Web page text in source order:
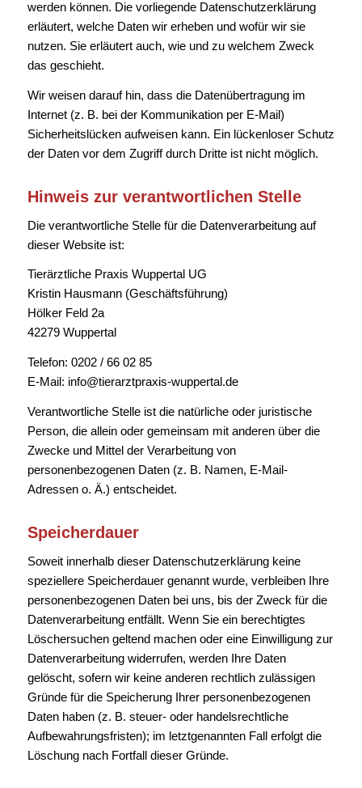
werden können. Die vorliegende Datenschutzerklärung
erläutert, welche Daten wir erheben und wofür wir sie
nutzen. Sie erläutert auch, wie und zu welchem Zweck
das geschieht.
Wir weisen darauf hin, dass die Datenübertragung im
Internet (z. B. bei der Kommunikation per E-Mail)
Sicherheitslücken aufweisen kann. Ein lückenloser Schutz
der Daten vor dem Zugriff durch Dritte ist nicht möglich.
Hinweis zur verantwortlichen Stelle
Die verantwortliche Stelle für die Datenverarbeitung auf
dieser Website ist:
Tierärztliche Praxis Wuppertal UG
Kristin Hausmann (Geschäftsführung)
Hölker Feld 2a
42279 Wuppertal
Telefon: 0202 / 66 02 85
E-Mail: info@tierarztpraxis-wuppertal.de
Verantwortliche Stelle ist die natürliche oder juristische
Person, die allein oder gemeinsam mit anderen über die
Zwecke und Mittel der Verarbeitung von
personenbezogenen Daten (z. B. Namen, E-Mail-
Adressen o. Ä.) entscheidet.
Speicherdauer
Soweit innerhalb dieser Datenschutzerklärung keine
speziellere Speicherdauer genannt wurde, verbleiben Ihre
personenbezogenen Daten bei uns, bis der Zweck für die
Datenverarbeitung entfällt. Wenn Sie ein berechtigtes
Löschersuchen geltend machen oder eine Einwilligung zur
Datenverarbeitung widerrufen, werden Ihre Daten
gelöscht, sofern wir keine anderen rechtlich zulässigen
Gründe für die Speicherung Ihrer personenbezogenen
Daten haben (z. B. steuer- oder handelsrechtliche
Aufbewahrungsfristen); im letztgenannten Fall erfolgt die
Löschung nach Fortfall dieser Gründe.